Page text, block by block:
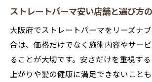
ストレートパーマ安い店舗と選び方
大阪府でストレートパーマをリーズナ
合は、価格だけでなく施術内容やサー
ることが大切です。安さだけを重視す
上がりや髪の健康に満足できないこと